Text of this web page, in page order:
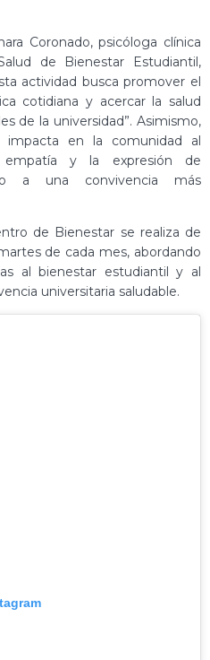
Coronado, psicóloga clínica
de Bienestar Estudiantil,
actividad busca promover el
cotidiana y acercar la salud
de la universidad”. Asimismo,
impacta en la comunidad al
y la expresión de
a una convivencia más
de Bienestar se realiza de
de cada mes, abordando
al bienestar estudiantil y al
universitaria saludable.